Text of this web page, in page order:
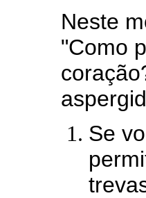
Neste
"Como
Se